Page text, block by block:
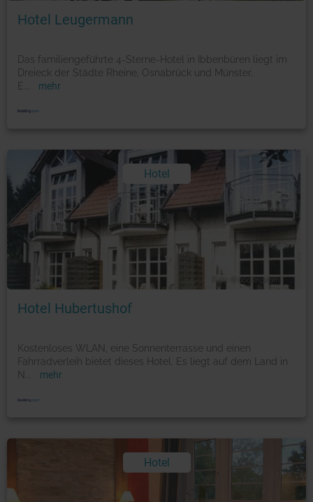
Hotel Leugermann
Das familiengeführte 4-Sterne-Hotel in Ibbenbüren liegt im
Dreieck der Städte Rheine, Osnabrück und Münster.
E
mehr
Hotel
Foto: © booking.com
Hotel Hubertushof
Kostenloses WLAN, eine Sonnenterrasse und einen
Fahrradverleih bietet dieses Hotel. Es liegt auf dem Land in
N
mehr
Hotel